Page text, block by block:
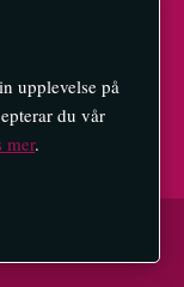
reserved.
upplevelse på
du vår
mer.